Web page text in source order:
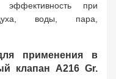
эффективность при
воды, пара,
применения в
клапан A216 Gr.